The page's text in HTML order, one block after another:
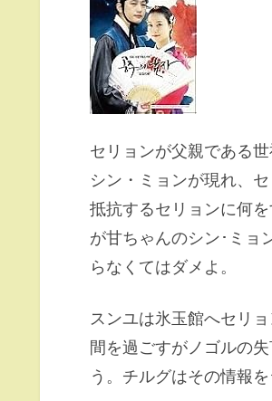
セリョンが父親である
シン・ミョンが現れ、
抵抗するセリョンに何
が甘ちゃんのシン･ミョ
らなくてはダメよ。
スンユは氷玉館へセリ
間を過ごすがノゴルの
う。チルグはその情報